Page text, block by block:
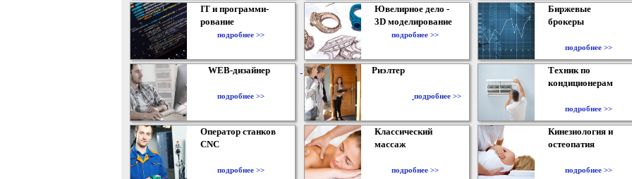
IT и программи-
рование
подробнее >>
Ювелирное дело -
3D моделирование
подробнее >>
Биржевые
брокеры
подробнее >>
WEB-дизайнер
подробнее >>
Риэлтер
подробнее >>
Техник по
кондиционерам
подробнее >>
Оператор станков
CNC
подробнее >>
Классический
массаж
подробнее >>
Кинезиология и
остеопатия
подробнее >>